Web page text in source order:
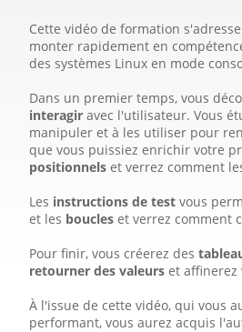
Cette vidéo de formation
monter rapidement en
des systèmes Linux en mode
Dans un premier temps, vous
interagir avec l'utilisateur. Vous
manipuler et à les utiliser pour
que vous puissiez enrichir votre
positionnels et verrez comment
Les instructions de test vous
et les boucles et verrez comment
Pour finir, vous créerez des
retourner des valeurs et affinerez
À l'issue de cette vidéo, qui vous
performant, vous aurez acquis